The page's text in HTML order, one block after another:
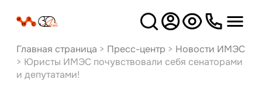
Версия
для слабовидящих
Главная страница > Пресс-центр > Новости ИМЭС
> Юристы ИМЭС почувствовали себя сенаторами
и депутатами!